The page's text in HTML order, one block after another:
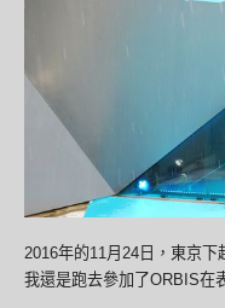
2016年的11月24日，東京下
我還是跑去參加了ORBIS在